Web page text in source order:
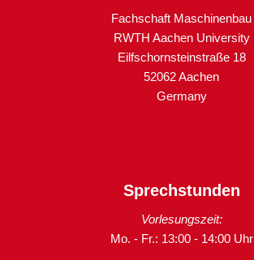
Fachschaft Maschinenbau
RWTH Aachen University
Eilfschornsteinstraße 18
52062 Aachen
Germany
Sprechstunden
Vorlesungszeit:
Mo. - Fr.: 13:00 - 14:00 Uhr